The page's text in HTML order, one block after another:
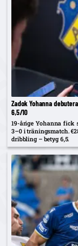
Zadok Yohanna
6,5/10
19-årige Yohanna fick
3–0 i träningsmatch.
dribbling – betyg 6,5.